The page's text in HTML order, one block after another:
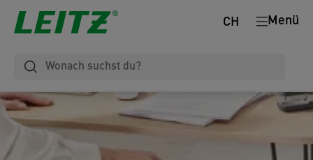
Menü
CH